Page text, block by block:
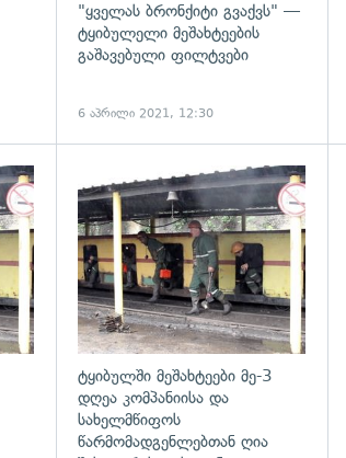
"ყველას ბრონქიტი გვაქვს" —
ტყიბულელი მეშახტეების
გაშავებული ფილტვები
6 აპრილი 2021, 12:30
გადახედვა
ტყიბულში მეშახტეები მე-3
დღეა კომპანიისა და
სახელმწიფოს
წარმომადგენლებთან ღია